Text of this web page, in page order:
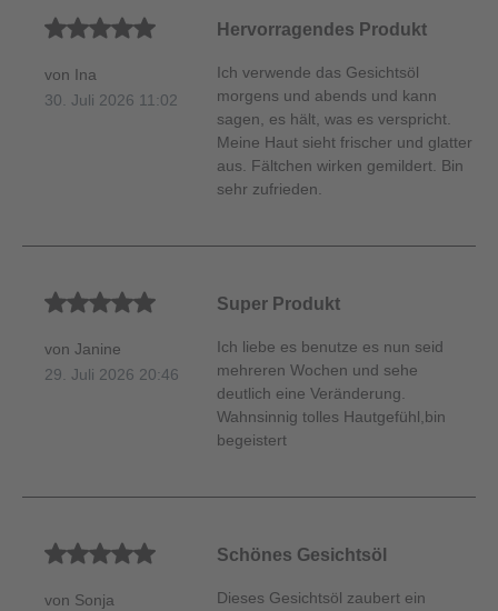
Durchschnittliche Bewertung von 5 von 5 Sternen
von Ina
30. Juli 2026 11:02
Hervorragendes Produkt
Ich verwende das Gesichtsöl
morgens und abends und kann
sagen, es hält, was es verspricht.
Meine Haut sieht frischer und glatter
aus. Fältchen wirken gemildert. Bin
sehr zufrieden.
Durchschnittliche Bewertung von 5 von 5 Sternen
von Janine
29. Juli 2026 20:46
Super Produkt
Ich liebe es benutze es nun seid
mehreren Wochen und sehe
deutlich eine Veränderung.
Wahnsinnig tolles Hautgefühl,bin
begeistert
Durchschnittliche Bewertung von 5 von 5 Sternen
von Sonja
Schönes Gesichtsöl
Dieses Gesichtsöl zaubert ein